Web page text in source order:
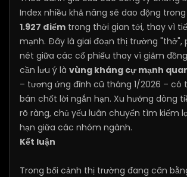
Index nhiều khả năng sẽ dao động trong
1.927 điểm trong thời gian tới, thay vì
mạnh. Đây là giai đoạn thị trường "thở",
nét giữa các cổ phiếu thay vì giảm đồng
cần lưu ý là vùng kháng cự mạnh
– tương ứng đỉnh cũ tháng 1/2026 – có
bán chốt lời ngắn hạn. Xu hướng dòng
rõ ràng, chủ yếu luân chuyển tìm kiếm
hạn giữa các nhóm ngành.
Kết luận
Trong bối cảnh thị trường đang cân